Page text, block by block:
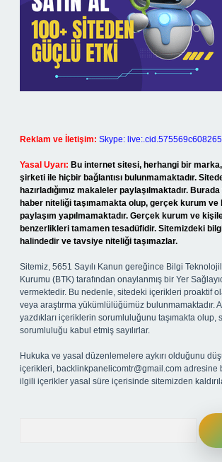
Reklam ve İletişim: Skype:
Yasal Uyarı: Bu internet sitesi, herhangi bir
şirketi ile hiçbir bağlantısı bulunmamaktadır.
hazırladığımız makaleler paylaşılmaktadır.
haber niteliği taşımamakta olup, gerçek kurum ve
paylaşım yapılmamaktadır. Gerçek kurum ve
benzerlikleri tamamen tesadüfidir. Sitemizdeki
halindedir ve tavsiye niteliği taşımazlar.
Sitemiz, 5651 Sayılı Kanun gereğince Bilgi
Kurumu (BTK) tarafından onaylanmış bir Yer
vermektedir. Bu nedenle, sitedeki içerikleri proaktif
veya araştırma yükümlülüğümüz bulunmamaktadır.
yazdıkları içeriklerin sorumluluğunu taşımakta olup,
sorumluluğu kabul etmiş sayılırlar.
Hukuka ve yasal düzenlemelere aykırı olduğunu
içerikleri, backlinkpanelicomtr@gmail.com adresine
ilgili içerikler yasal süre içerisinde sitemizden